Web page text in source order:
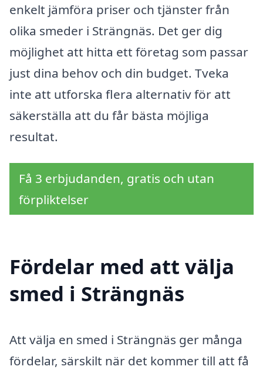
enkelt jämföra priser och tjänster från
olika smeder i Strängnäs. Det ger dig
möjlighet att hitta ett företag som passar
just dina behov och din budget. Tveka
inte att utforska flera alternativ för att
säkerställa att du får bästa möjliga
resultat.
Få 3 erbjudanden, gratis och utan
förpliktelser
Fördelar med att välja
smed i Strängnäs
Att välja en smed i Strängnäs ger många
fördelar, särskilt när det kommer till att få